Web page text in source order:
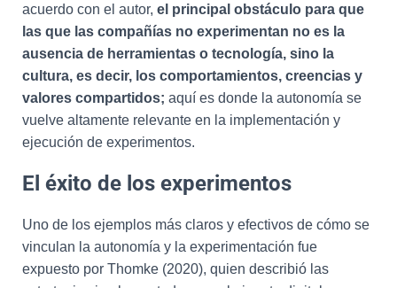
acuerdo con el autor, el principal obstáculo para que
las que las compañías no experimentan no es la
ausencia de herramientas o tecnología, sino la
cultura, es decir, los comportamientos, creencias y
valores compartidos; aquí es donde la autonomía se
vuelve altamente relevante en la implementación y
ejecución de experimentos.
El éxito de los experimentos
Uno de los ejemplos más claros y efectivos de cómo se
vinculan la autonomía y la experimentación fue
expuesto por Thomke (2020), quien describió las